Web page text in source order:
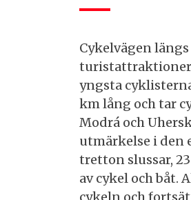
Cykelvägen
yngsta
km lång och tar
Modrá och
utmärkelse i den
tretton slussar,
av cykel och båt.